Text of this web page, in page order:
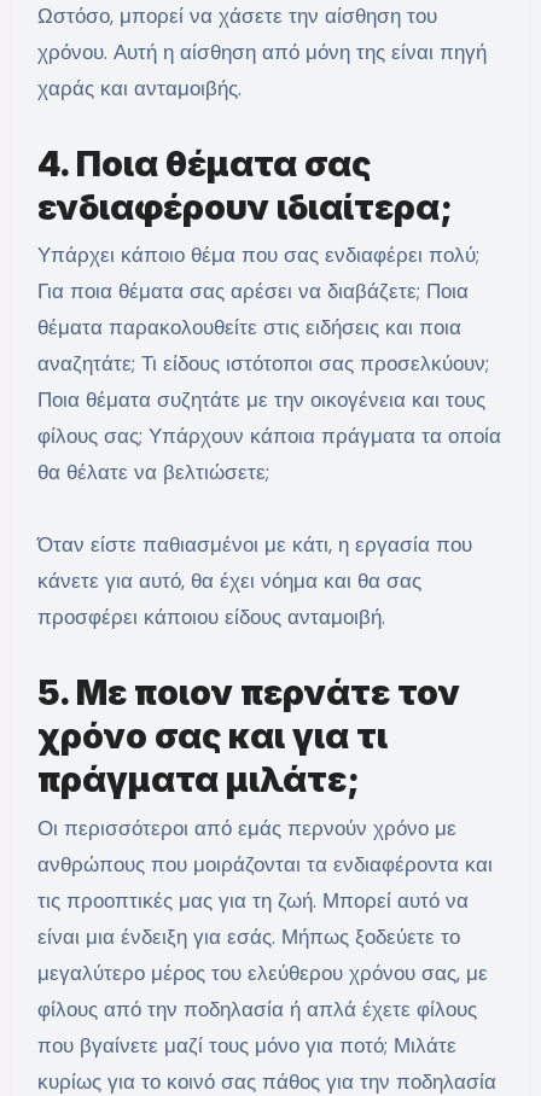
Ωστόσο, μπορεί να χάσετε την αίσθηση του
χρόνου. Αυτή η αίσθηση από μόνη της είναι πηγή
χαράς και ανταμοιβής.
4. Ποια θέματα σας
ενδιαφέρουν ιδιαίτερα;
Υπάρχει κάποιο θέμα που σας ενδιαφέρει πολύ;
Για ποια θέματα σας αρέσει να διαβάζετε; Ποια
θέματα παρακολουθείτε στις ειδήσεις και ποια
αναζητάτε; Τι είδους ιστότοποι σας προσελκύουν;
Ποια θέματα συζητάτε με την οικογένεια και τους
φίλους σας; Υπάρχουν κάποια πράγματα τα οποία
θα θέλατε να βελτιώσετε;
Όταν είστε παθιασμένοι με κάτι, η εργασία που
κάνετε για αυτό, θα έχει νόημα και θα σας
προσφέρει κάποιου είδους ανταμοιβή.
5. Με ποιον περνάτε τον
χρόνο σας και για τι
πράγματα μιλάτε;
Οι περισσότεροι από εμάς περνούν χρόνο με
ανθρώπους που μοιράζονται τα ενδιαφέροντα και
τις προοπτικές μας για τη ζωή. Μπορεί αυτό να
είναι μια ένδειξη για εσάς. Μήπως ξοδεύετε το
μεγαλύτερο μέρος του ελεύθερου χρόνου σας, με
φίλους από την ποδηλασία ή απλά έχετε φίλους
που βγαίνετε μαζί τους μόνο για ποτό; Μιλάτε
κυρίως για το κοινό σας πάθος για την ποδηλασία